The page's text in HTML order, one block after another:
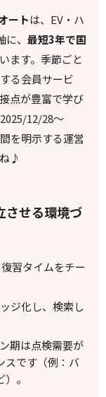
ートは、EV・ハ
に、最短3年で国
ます。季節ごと
る会員サービ
点が豊富で学び
12/28～
を明示する運営
♪
させる環境づ
習タイムをチー
ジ化し、検索し
期は点検需要が
スです（例：バ
。